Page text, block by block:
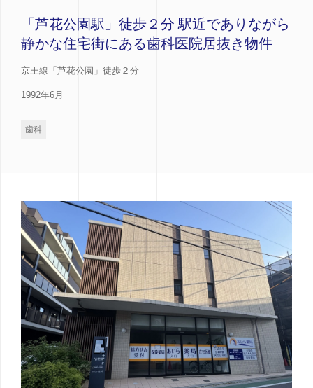
「芦花公園駅」徒歩２分 駅近でありながら
静かな住宅街にある歯科医院居抜き物件
京王線「芦花公園」徒歩２分
1992年6月
歯科